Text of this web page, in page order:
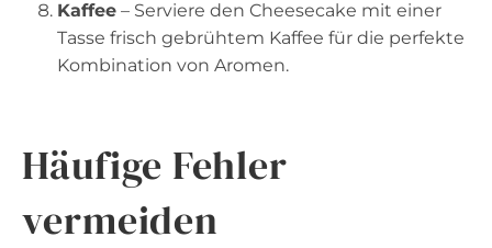
Kaffee – Serviere den Cheesecake mit einer
Tasse frisch gebrühtem Kaffee für die perfekte
Kombination von Aromen.
Häufige Fehler
vermeiden